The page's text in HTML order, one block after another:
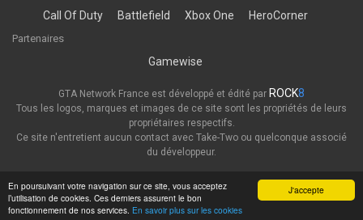
J'accepte
En poursuivant votre navigation sur ce site, vous acceptez
l’utilisation de cookies. Ces derniers assurent le bon
fonctionnement de nos services. En savoir plus sur les cookies
Call Of Duty
Battlefield Xbox One HeroCorner
Partenaires
Gamewise
GTA Network France est développé et édité par ROCK8
Tous les logos, marques et images de ce site sont les propriétés de leurs
propriétaires respectifs.
Ce site n'entretient aucun contact avec Take-Two ou quelconque associé
du développeur.
Thème Politique de confidentialité
GTA Network France
Powered by Invision Community